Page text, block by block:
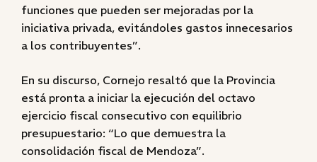
funciones que pueden ser mejoradas por la
iniciativa privada, evitándoles gastos innecesarios
a los contribuyentes”.
En su discurso, Cornejo resaltó que la Provincia
está pronta a iniciar la ejecución del octavo
ejercicio fiscal consecutivo con equilibrio
presupuestario: “Lo que demuestra la
consolidación fiscal de Mendoza”.